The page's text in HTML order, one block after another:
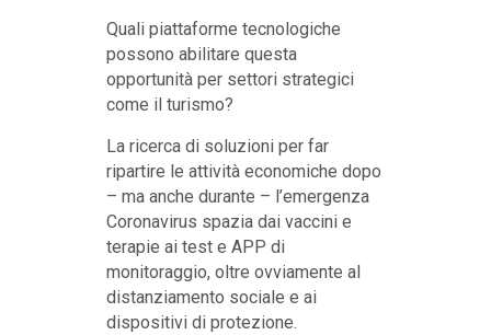
Quali piattaforme tecnologiche
possono abilitare questa
opportunità per settori strategici
come il turismo?
La ricerca di soluzioni per far
ripartire le attività economiche dopo
– ma anche durante – l’emergenza
Coronavirus spazia dai vaccini e
terapie ai test e APP di
monitoraggio, oltre ovviamente al
distanziamento sociale e ai
dispositivi di protezione.